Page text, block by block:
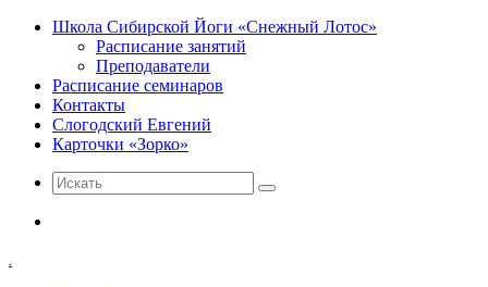
Школа Сибирской Йоги «Снежный Лотос»
Расписание занятий
Преподаватели
Расписание семинаров
Контакты
Слогодский Евгений
Карточки «Зорко»
Искать
.